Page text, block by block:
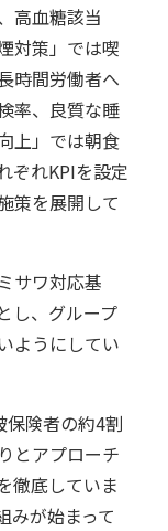
高血糖該当
対策」では喫
時間労働者へ
率、良質な睡
上」では朝食
ぞれKPIを設定
策を展開して
サワ対応基
し、グループ
ようにしてい
険者の約4割
とアプローチ
徹底していま
みが始まって